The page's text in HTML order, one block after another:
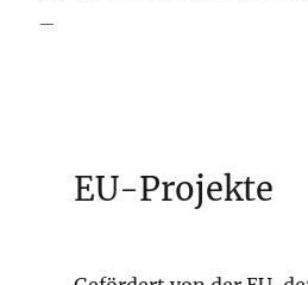
EU-Projekte